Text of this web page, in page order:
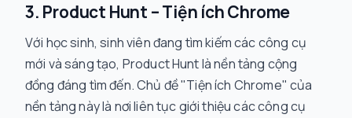
3. Product Hunt – Tiện ích Chrome
Với học sinh, sinh viên đang tìm kiếm các công cụ
mới và sáng tạo, Product Hunt là nền tảng cộng
đồng đáng tìm đến. Chủ đề "Tiện ích Chrome" của
nền tảng này là nơi liên tục giới thiệu các công cụ